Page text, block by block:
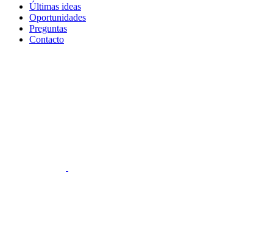
Últimas ideas
Oportunidades
Preguntas
Contacto